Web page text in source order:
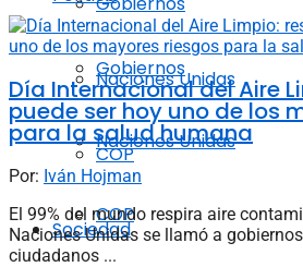
Naciones Unidas
COP
Sociedad
Gobiernos
Naciones Unidas
COP
Día Internacional del Aire
puede ser hoy uno de los
para la salud humana
Por: Iván Hojman
El 99% del mundo respira aire
Naciones Unidas se llamó a
ciudadanos ...